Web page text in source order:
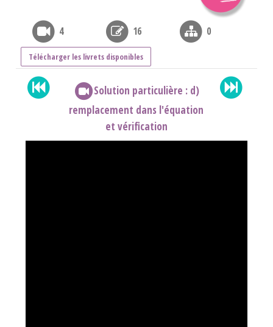
4 16 0
Télécharger les livrets disponibles
Solution particulière : d)
remplacement dans l'équation
et vérification